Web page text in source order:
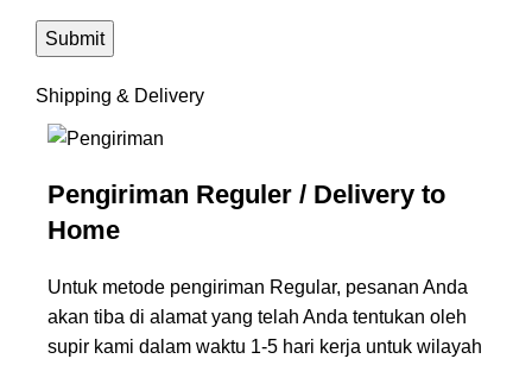
Shipping & Delivery
Pengiriman Reguler / Delivery to
Home
Untuk metode pengiriman Regular, pesanan Anda
akan tiba di alamat yang telah Anda tentukan oleh
supir kami dalam waktu 1-5 hari kerja untuk wilayah